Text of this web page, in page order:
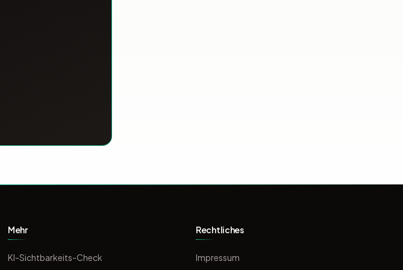
Mehr
KI-Sichtbarkeits-Check
Rechtliches
Impressum